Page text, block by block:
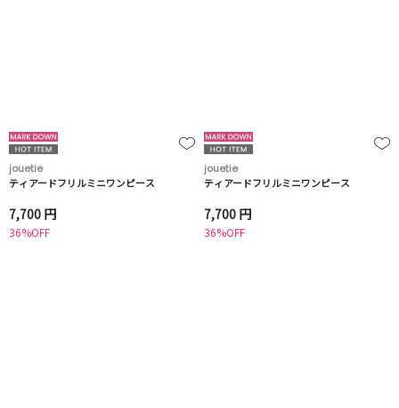
jouetie
ティアードフリルミニワンピース
7,700 円
36%OFF
jouetie
ティアードフリルミニワンピース
7,700 円
36%OFF